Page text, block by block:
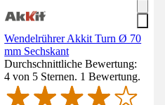
Wendelrührer Akkit Turn Ø 70
mm Sechskant
Durchschnittliche Bewertung:
4 von 5 Sternen. 1 Bewertung.